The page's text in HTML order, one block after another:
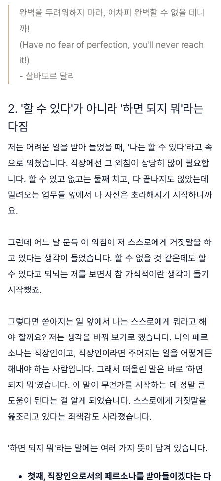
완벽을 두려워하지 마라, 어차피 완벽할 수 없을 테니
까!
(Have no fear of perfection, you'll never reach
it!)
- 살바도르 달리
2. '할 수 있다'가 아니라 '하면 되지 뭐'라는
다짐
저는 어려운 일을 받아 들었을 때, '나는 할 수 있다'라고 속
으로 외쳤습니다. 직장에선 그 외침이 상당히 많이 필요합
니다. 할 수 있고 없고는 둘째 치고, 다 끝나지도 않았는데
밀려오는 업무들 앞에서 나 자신은 초라해지기 시작하니까
요.
그런데 어느 날 문득 이 외침이 저 스스로에게 거짓말을 하
고 있다는 생각이 들었습니다. 할 수 없을 것 같은데도 할
수 있다고 되뇌는 저를 보면서 참 가식적이란 생각이 들기
시작했죠.
그렇다면 쏟아지는 일 앞에서 나는 스스로에게 뭐라고 해
야 할까요? 저는 생각을 바꿔 보기로 했습니다. 나의 페르
소나는 직장인이고, 직장인이라면 주어지는 일을 어떻게든
해내야 하는 사람입니다. 그래서 떠올린 말은 바로 '하면
되지 뭐'였습니다. 이 말이 무언가를 시작하는 데 정말 큰
도움이 된다는 걸 알게 되었습니다. 스스로에게 거짓말을
읊조리고 있다는 죄책감도 사라졌습니다.
'하면 되지 뭐'라는 말에는 여러 가지 뜻이 담겨 있습니다.
첫째, 직장인으로서의 페르소나를 받아들이겠다는 다